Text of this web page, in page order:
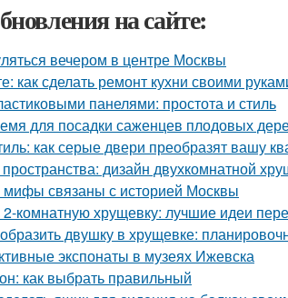
на сайте:
вечером в центре Москвы
как сделать ремонт кухни своими
панелями: простота и стиль
для посадки саженцев плодовых
как серые двери преобразят вашу
дизайн двухкомнатной
мифы связаны с историей Москвы
2-комнатную хрущевку: лучшие идеи
двушку в хрущевке:
экспонаты в музеях Ижевска
как выбрать правильный